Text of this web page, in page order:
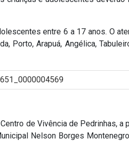
entre 6 a 17 anos. O
Porto, Arapuá, Angélica,
de Vivência de Pedrinhas, a
Nelson Borges